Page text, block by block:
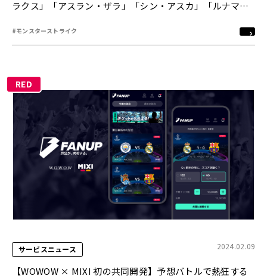
ラクス」「アスラン・ザラ」「シン・アスカ」「ルナマリ
に登場
#モンスターストライク
RED
サービスニュース 2024.02.09
【WOWOW × MIXI 初の共同開発】予想バトルで熱狂する